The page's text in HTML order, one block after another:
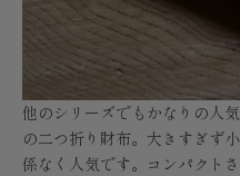
他のシリーズでもかなりの人
の二つ折り財布。大きすぎず
係なく人気です。コンパクト